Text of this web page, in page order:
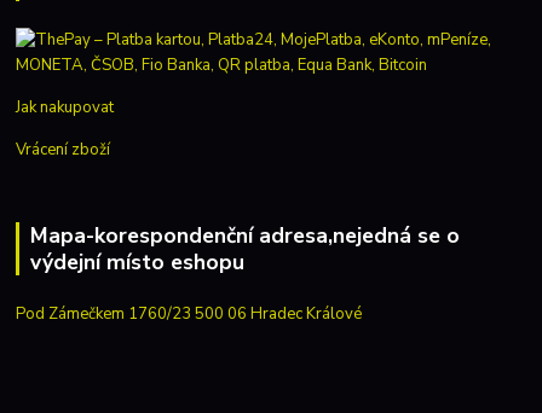
Jak nakupovat
Vrácení zboží
Mapa-korespondenční adresa,nejedná se o
výdejní místo eshopu
Pod Zámečkem 1760/23 500 06 Hradec Králové